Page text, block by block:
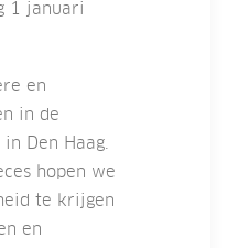
1 januari
en
in de
Den Haag.
hopen we
te krijgen
en